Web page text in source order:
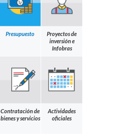
Presupuesto
Proyectos de
inversión e
Infobras
Contratación de
bienes y servicios
Actividades
oficiales